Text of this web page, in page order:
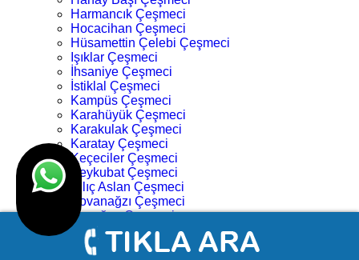
Harmancık Çeşmeci
Hocacihan Çeşmeci
Hüsamettin Çelebi Çeşmeci
Işıklar Çeşmeci
İhsaniye Çeşmeci
İstiklal Çeşmeci
Kampüs Çeşmeci
Karahüyük Çeşmeci
Karakulak Çeşmeci
Karatay Çeşmeci
Keçeciler Çeşmeci
Keykubat Çeşmeci
Kılıç Aslan Çeşmeci
Kovanağzı Çeşmeci
Kozağaç Çeşmeci
Köprü Başı Çeşmeci
Köyceğiz Çeşmeci